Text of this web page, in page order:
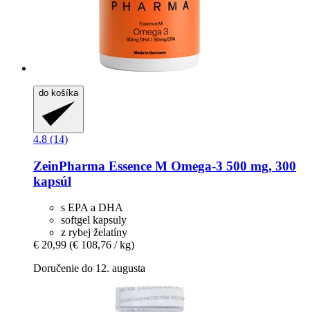
do košíka
4.8 (14)
ZeinPharma Essence M Omega-​3 500 mg, 300
kapsúl
s EPA a DHA
softgel kapsuly
z rybej želatíny
€ 20,99 (€ 108,76 / kg)
Doručenie do 12. augusta